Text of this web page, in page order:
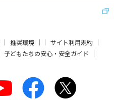
推奨環境
サイト利用規約
子どもたちの安心・安全ガイド